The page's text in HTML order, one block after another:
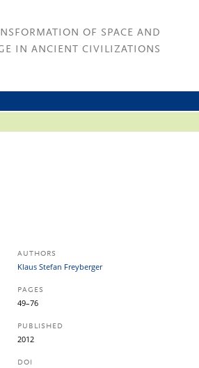
OF SPACE AND
IN ANCIENT CIVILIZATIONS
AUTHORS
Klaus Stefan Freyberger
PAGES
49–76
PUBLISHED
2012
DOI